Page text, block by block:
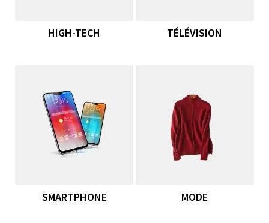
HIGH-TECH TÉLÉVISION
SMARTPHONE MODE